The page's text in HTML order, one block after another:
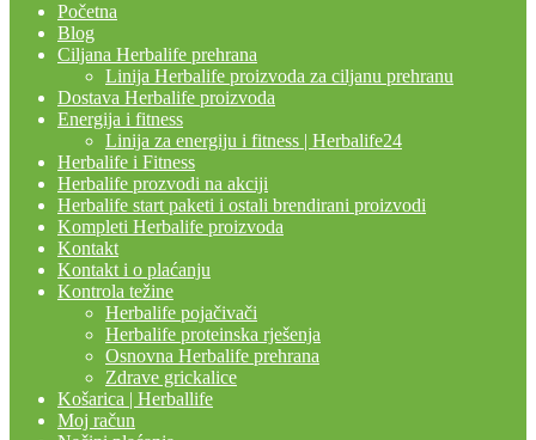
Početna
Blog
Ciljana Herbalife prehrana
Linija Herbalife proizvoda za ciljanu prehranu
Dostava Herbalife proizvoda
Energija i fitness
Linija za energiju i fitness | Herbalife24
Herbalife i Fitness
Herbalife prozvodi na akciji
Herbalife start paketi i ostali brendirani proizvodi
Kompleti Herbalife proizvoda
Kontakt
Kontakt i o plaćanju
Kontrola težine
Herbalife pojačivači
Herbalife proteinska rješenja
Osnovna Herbalife prehrana
Zdrave grickalice
Košarica | Herballife
Moj račun